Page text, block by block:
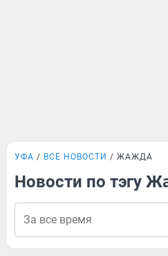
УФА ВСЕ НОВОСТИ ЖАЖДА
Новости по тэгу